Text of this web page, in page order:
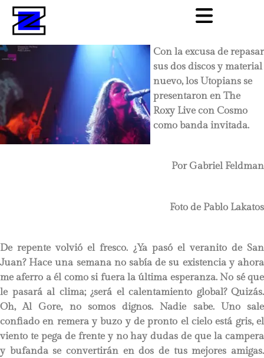
Con la excusa de repasar
sus dos discos y material
nuevo, los Utopians se
presentaron en The
Roxy Live con Cosmo
como banda invitada.
Por Gabriel Feldman
Foto de Pablo Lakatos
De repente volvió el fresco. ¿Ya pasó el veranito de San
Juan? Hace una semana no sabía de su existencia y ahora
me aferro a él como si fuera la última esperanza. No sé que
le pasará al clima; ¿será el calentamiento global? Quizás.
Oh, Al Gore, no somos dignos. Nadie sabe. Uno sale
confiado en remera y buzo y de pronto el cielo está gris, el
viento te pega de frente y no hay dudas de que la campera
y bufanda se convertirán en dos de tus mejores amigas.